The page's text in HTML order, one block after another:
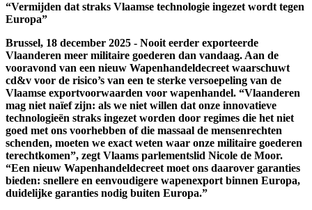
“Vermijden dat straks Vlaamse technologie ingezet wordt tegen
Europa”
Brussel, 18 december 2025 - Nooit eerder exporteerde
Vlaanderen meer militaire goederen dan vandaag. Aan de
vooravond van een nieuw Wapenhandeldecreet waarschuwt
cd&v voor de risico’s van een te sterke versoepeling van de
Vlaamse exportvoorwaarden voor wapenhandel. “Vlaanderen
mag niet naïef zijn: als we niet willen dat onze innovatieve
technologieën straks ingezet worden door regimes die het niet
goed met ons voorhebben of die massaal de mensenrechten
schenden, moeten we exact weten waar onze militaire goederen
terechtkomen”, zegt Vlaams parlementslid Nicole de Moor.
“Een nieuw Wapenhandeldecreet moet ons daarover garanties
bieden: snellere en eenvoudigere wapenexport binnen Europa,
duidelijke garanties nodig buiten Europa.”